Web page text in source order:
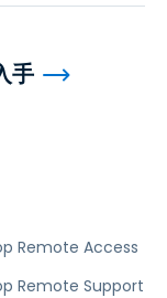
Remote Access
Remote Support
手